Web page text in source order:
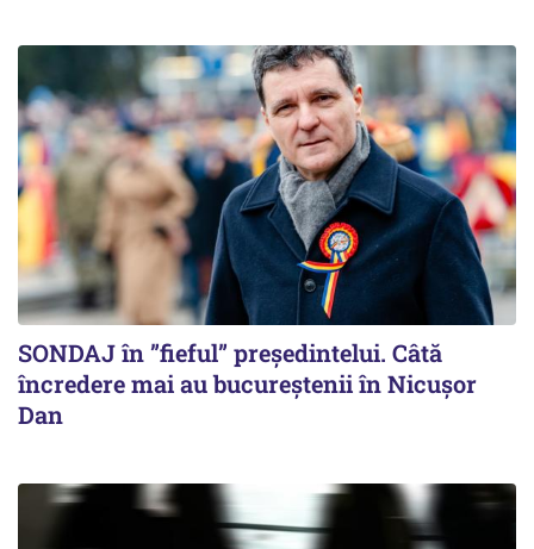
SONDAJ în ”fieful” președintelui. Câtă
încredere mai au bucureștenii în Nicușor
Dan